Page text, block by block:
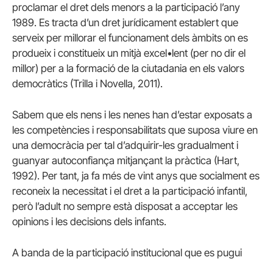
proclamar el dret dels menors a la participació l’any
1989. Es tracta d’un dret jurídicament establert que
serveix per millorar el funcionament dels àmbits on es
produeix i constitueix un mitjà excel•lent (per no dir el
millor) per a la formació de la ciutadania en els valors
democràtics (Trilla i Novella, 2011).
Sabem que els nens i les nenes han d’estar exposats a
les competències i responsabilitats que suposa viure en
una democràcia per tal d’adquirir-les gradualment i
guanyar autoconfiança mitjançant la pràctica (Hart,
1992). Per tant, ja fa més de vint anys que socialment es
reconeix la necessitat i el dret a la participació infantil,
però l’adult no sempre està disposat a acceptar les
opinions i les decisions dels infants.
A banda de la participació institucional que es pugui